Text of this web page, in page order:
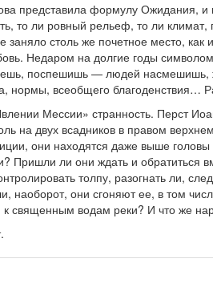
представила формулу Ожидания, и
то ли ровный рельеф, то ли
заняло столь же почетное место,
Недаром на долгие годы
поспешишь — людей насмешишь,
нормы, всеобщего благоденствия…
Мессии» странность. Перст
на двух всадников в правом
они находятся даже выше
Пришли ли они ждать и обратиться
толпу, разогнать ли,
наоборот, они сгоняют ее, в том
к священным водам реки? И что же